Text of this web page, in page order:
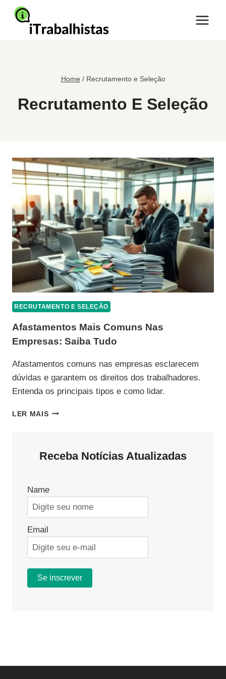
Pular
para
Home / Recrutamento e Seleção
Recrutamento E Seleção
RECRUTAMENTO E SELEÇÃO
Afastamentos Mais Comuns Nas
Empresas: Saiba Tudo
Afastamentos comuns nas empresas esclarecem
dúvidas e garantem os direitos dos trabalhadores.
Entenda os principais tipos e como lidar.
LER MAISAFASTAMENTOS
EMPRESAS:
Receba Notícias Atualizadas
Name
Email